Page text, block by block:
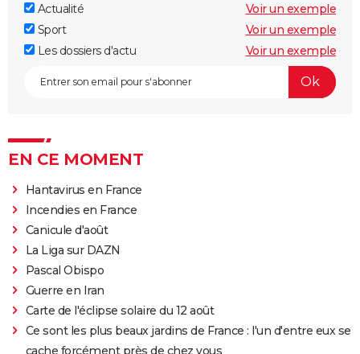
Actualité
Voir un exemple
Sport
Voir un exemple
Les dossiers d'actu
Voir un exemple
EN CE MOMENT
Hantavirus en France
Incendies en France
Canicule d'août
La Liga sur DAZN
Pascal Obispo
Guerre en Iran
Carte de l'éclipse solaire du 12 août
Ce sont les plus beaux jardins de France : l'un d'entre eux se
cache forcément près de chez vous